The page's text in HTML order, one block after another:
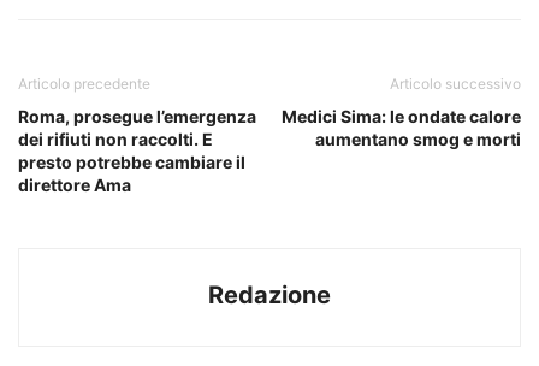
Articolo precedente
Roma, prosegue l’emergenza
dei rifiuti non raccolti. E
presto potrebbe cambiare il
direttore Ama
Articolo successivo
Medici Sima: le ondate calore
aumentano smog e morti
Redazione